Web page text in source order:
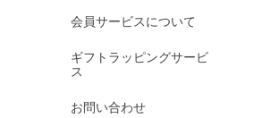
会員サービスについて
ギフトラッピングサービ
ス
お問い合わせ